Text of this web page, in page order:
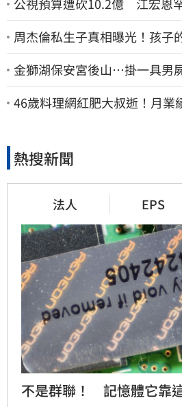
周杰倫私生子真相曝光！孩子
金獅湖保安宮後山…掛一具男
身份曝
46歲料理網紅肥大叔逝！月業
熱搜新聞
法人 EPS
不是群聯！　記憶體它靠